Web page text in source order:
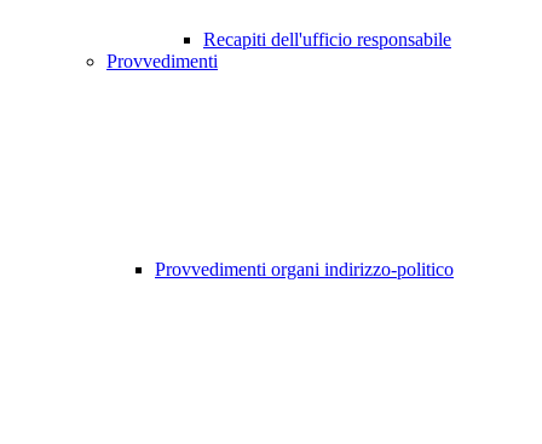
Recapiti dell'ufficio responsabile
Provvedimenti
Provvedimenti organi indirizzo-politico